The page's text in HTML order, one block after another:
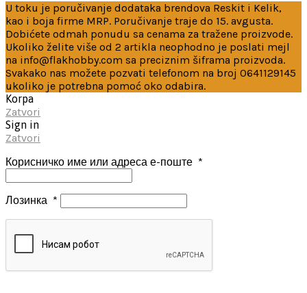
U toku je poručivanje dodataka brendova Reskit i Kelik,
kao i boja firme MRP. Poručivanje traje do 15. avgusta.
Dobićete odmah ponudu sa cenama za tražene proizvode.
Ukoliko želite više od 2 artikla neophodno je poslati mejl
na info@flakhobby.com sa preciznim šiframa proizvoda.
Svakako nas možete pozvati telefonom na broj 0641129145
ukoliko je potrebna pomoć oko odabira.
Korpa
Zatvori
Sign in
Zatvori
Корисничко име или адреса е-поште *
Лозинка *